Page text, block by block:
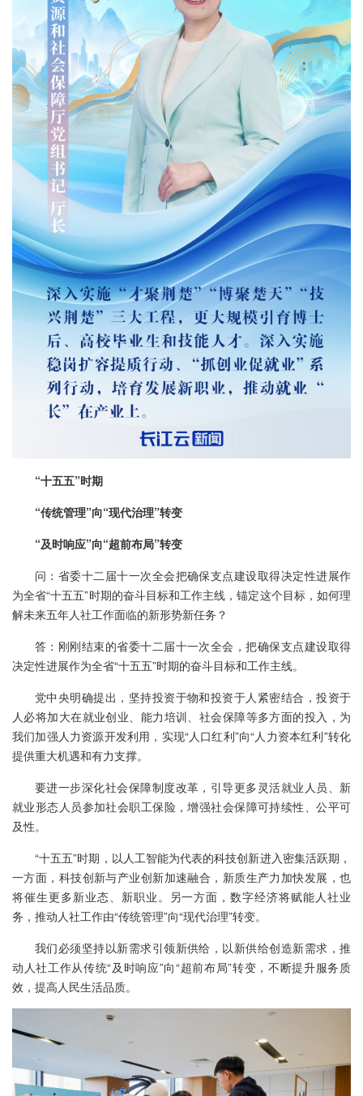
“十五五”时期
“传统管理”向“现代治理”转变
“及时响应”向“超前布局”转变
问：省委十二届十一次全会把确保支点建设取得决定性进展作
为全省“十五五”时期的奋斗目标和工作主线，锚定这个目标，如何理
解未来五年人社工作面临的新形势新任务？
答：刚刚结束的省委十二届十一次全会，把确保支点建设取得
决定性进展作为全省“十五五”时期的奋斗目标和工作主线。
党中央明确提出，坚持投资于物和投资于人紧密结合，投资于
人必将加大在就业创业、能力培训、社会保障等多方面的投入，为
我们加强人力资源开发利用，实现“人口红利”向“人力资本红利”转化
提供重大机遇和有力支撑。
要进一步深化社会保障制度改革，引导更多灵活就业人员、新
就业形态人员参加社会职工保险，增强社会保障可持续性、公平可
及性。
“十五五”时期，以人工智能为代表的科技创新进入密集活跃期，
一方面，科技创新与产业创新加速融合，新质生产力加快发展，也
将催生更多新业态、新职业。另一方面，数字经济将赋能人社业
务，推动人社工作由“传统管理”向“现代治理”转变。
我们必须坚持以新需求引领新供给，以新供给创造新需求，推
动人社工作从传统“及时响应”向“超前布局”转变，不断提升服务质
效，提高人民生活品质。